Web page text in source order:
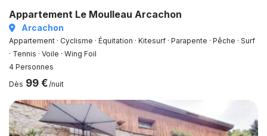
Appartement Le Moulleau Arcachon
Arcachon
Appartement · Cyclisme · Équitation · Kitesurf · Parapente · Pêche · Surf
· Tennis · Voile · Wing Foil
4 Personnes
Dès 99 €/nuit